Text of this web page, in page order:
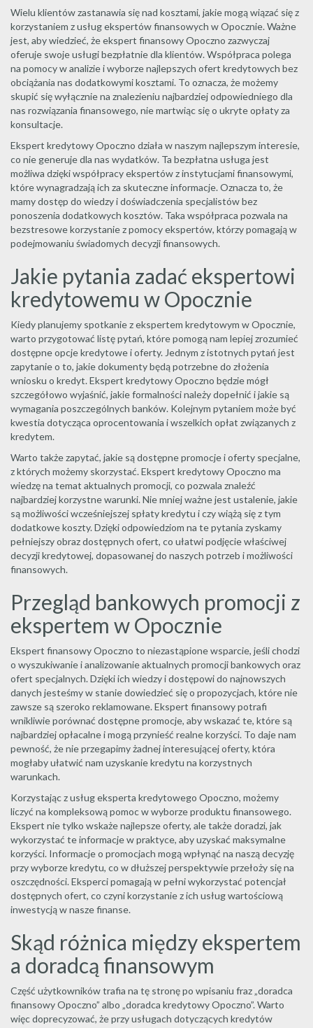
Wielu klientów zastanawia się nad kosztami, jakie mogą wiązać się z
korzystaniem z usług ekspertów finansowych w Opocznie. Ważne
jest, aby wiedzieć, że ekspert finansowy Opoczno zazwyczaj
oferuje swoje usługi bezpłatnie dla klientów. Współpraca polega
na pomocy w analizie i wyborze najlepszych ofert kredytowych bez
obciążania nas dodatkowymi kosztami. To oznacza, że możemy
skupić się wyłącznie na znalezieniu najbardziej odpowiedniego dla
nas rozwiązania finansowego, nie martwiąc się o ukryte opłaty za
konsultacje.
Ekspert kredytowy Opoczno działa w naszym najlepszym interesie,
co nie generuje dla nas wydatków. Ta bezpłatna usługa jest
możliwa dzięki współpracy ekspertów z instytucjami finansowymi,
które wynagradzają ich za skuteczne informacje. Oznacza to, że
mamy dostęp do wiedzy i doświadczenia specjalistów bez
ponoszenia dodatkowych kosztów. Taka współpraca pozwala na
bezstresowe korzystanie z pomocy ekspertów, którzy pomagają w
podejmowaniu świadomych decyzji finansowych.
Jakie pytania zadać ekspertowi
kredytowemu w Opocznie
Kiedy planujemy spotkanie z ekspertem kredytowym w Opocznie,
warto przygotować listę pytań, które pomogą nam lepiej zrozumieć
dostępne opcje kredytowe i oferty. Jednym z istotnych pytań jest
zapytanie o to, jakie dokumenty będą potrzebne do złożenia
wniosku o kredyt. Ekspert kredytowy Opoczno będzie mógł
szczegółowo wyjaśnić, jakie formalności należy dopełnić i jakie są
wymagania poszczególnych banków. Kolejnym pytaniem może być
kwestia dotycząca oprocentowania i wszelkich opłat związanych z
kredytem.
Warto także zapytać, jakie są dostępne promocje i oferty specjalne,
z których możemy skorzystać. Ekspert kredytowy Opoczno ma
wiedzę na temat aktualnych promocji, co pozwala znaleźć
najbardziej korzystne warunki. Nie mniej ważne jest ustalenie, jakie
są możliwości wcześniejszej spłaty kredytu i czy wiążą się z tym
dodatkowe koszty. Dzięki odpowiedziom na te pytania zyskamy
pełniejszy obraz dostępnych ofert, co ułatwi podjęcie właściwej
decyzji kredytowej, dopasowanej do naszych potrzeb i możliwości
finansowych.
Przegląd bankowych promocji z
ekspertem w Opocznie
Ekspert finansowy Opoczno to niezastąpione wsparcie, jeśli chodzi
o wyszukiwanie i analizowanie aktualnych promocji bankowych oraz
ofert specjalnych. Dzięki ich wiedzy i dostępowi do najnowszych
danych jesteśmy w stanie dowiedzieć się o propozycjach, które nie
zawsze są szeroko reklamowane. Ekspert finansowy potrafi
wnikliwie porównać dostępne promocje, aby wskazać te, które są
najbardziej opłacalne i mogą przynieść realne korzyści. To daje nam
pewność, że nie przegapimy żadnej interesującej oferty, która
mogłaby ułatwić nam uzyskanie kredytu na korzystnych
warunkach.
Korzystając z usług eksperta kredytowego Opoczno, możemy
liczyć na kompleksową pomoc w wyborze produktu finansowego.
Ekspert nie tylko wskaże najlepsze oferty, ale także doradzi, jak
wykorzystać te informacje w praktyce, aby uzyskać maksymalne
korzyści. Informacje o promocjach mogą wpłynąć na naszą decyzję
przy wyborze kredytu, co w dłuższej perspektywie przełoży się na
oszczędności. Eksperci pomagają w pełni wykorzystać potencjał
dostępnych ofert, co czyni korzystanie z ich usług wartościową
inwestycją w nasze finanse.
Skąd różnica między ekspertem
a doradcą finansowym
Część użytkowników trafia na tę stronę po wpisaniu fraz „doradca
finansowy Opoczno” albo „doradca kredytowy Opoczno”. Warto
więc doprecyzować, że przy usługach dotyczących kredytów